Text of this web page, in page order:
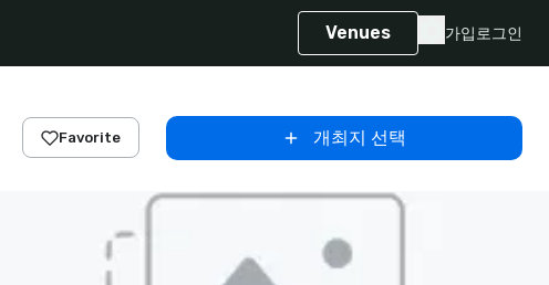
Venues 가입로그인
Favorite 개최지 선택